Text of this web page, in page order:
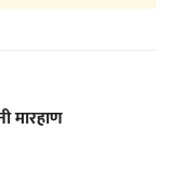
मारहाण